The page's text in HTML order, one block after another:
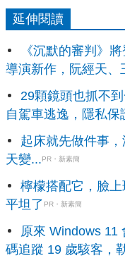
延伸閱讀
《沉默的審判》
導演新作，阮經天、
29顆鏡頭也抓不
自駕車逃逸，隱私
起床就先做件事
天變...PR・新素簡
檸檬搭配它，臉
平坦了 PR・新素簡
原來 Windows 11
碼追蹤 19 歲駭客，